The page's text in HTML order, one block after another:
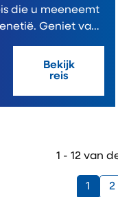
die u meeneemt
Geniet van
Bekijk
reis
1 - 12 van
1 2